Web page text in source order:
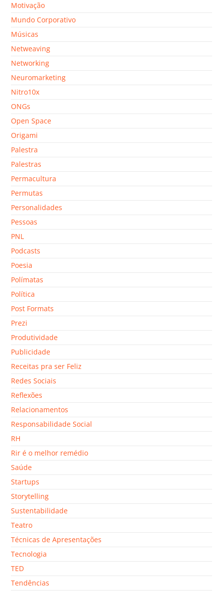
Motivação
Mundo Corporativo
Músicas
Netweaving
Networking
Neuromarketing
Nitro10x
ONGs
Open Space
Origami
Palestra
Palestras
Permacultura
Permutas
Personalidades
Pessoas
PNL
Podcasts
Poesia
Polímatas
Política
Post Formats
Prezi
Produtividade
Publicidade
Receitas pra ser Feliz
Redes Sociais
Reflexões
Relacionamentos
Responsabilidade Social
RH
Rir é o melhor remédio
Saúde
Startups
Storytelling
Sustentabilidade
Teatro
Técnicas de Apresentações
Tecnologia
TED
Tendências